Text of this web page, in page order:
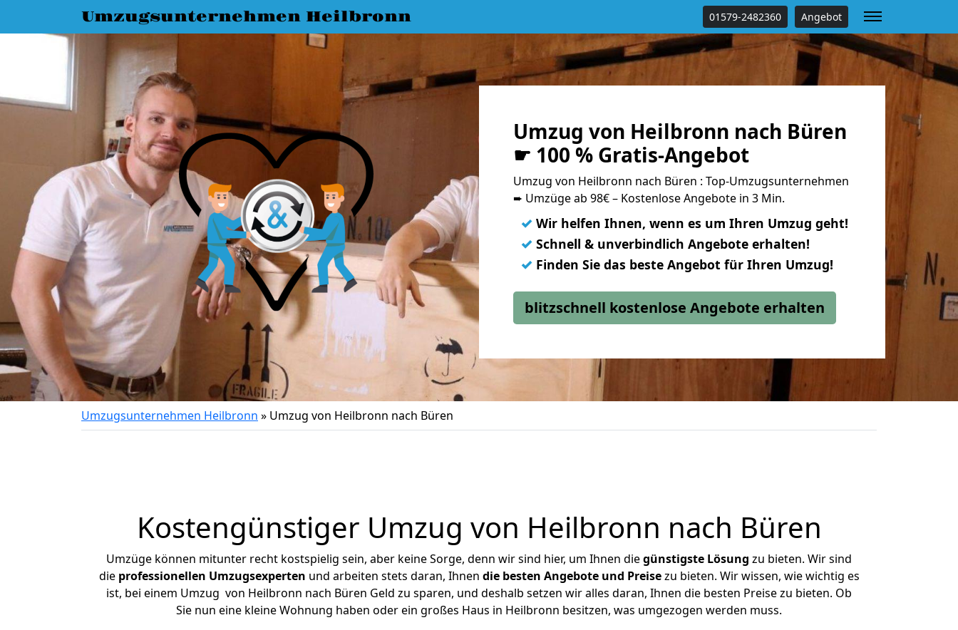
Umzugsunternehmen Heilbronn 01579-2482360 Angebot
Umzug von Heilbronn nach Büren
☛ 100 % Gratis-Angebot
Umzug von Heilbronn nach Büren : Top-Umzugsunternehmen
➨ Umzüge ab 98€ – Kostenlose Angebote in 3 Min.
✓ Wir helfen Ihnen, wenn es um Ihren Umzug geht!
✓ Schnell & unverbindlich Angebote erhalten!
✓ Finden Sie das beste Angebot für Ihren Umzug!
blitzschnell kostenlose Angebote erhalten
Umzugsunternehmen Heilbronn » Umzug von Heilbronn nach Büren
Kostengünstiger Umzug von Heilbronn nach Büren
Umzüge können mitunter recht kostspielig sein, aber keine Sorge, denn wir sind hier, um Ihnen diegünstigste Lösung zu bieten. Wir sind
die professionellen Umzugsexperten und arbeiten stets daran, Ihnen die besten Angebote und Preisezu bieten. Wir wissen, wie wichtig es
ist, bei einem Umzug von Heilbronn nach Büren Geld zu sparen, und deshalb setzen wir alles daran, Ihnen die besten Preise zu bieten. Ob
Sie nun eine kleine Wohnung haben oder ein großes Haus in Heilbronn besitzen, was umgezogen werden muss.